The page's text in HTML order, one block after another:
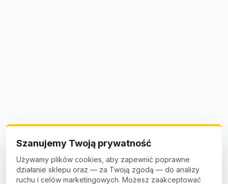
Szanujemy Twoją prywatność
Używamy plików cookies, aby zapewnić poprawne
działanie sklepu oraz — za Twoją zgodą — do analizy
ruchu i celów marketingowych. Możesz zaakceptować